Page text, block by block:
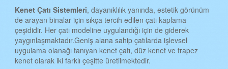
ZONGULDAK KENET ÇATI
AKSARAY KENET ÇATI
BAYBURT KENET ÇATI
KenetÇatıSistemleri, dayanıklılık yanında, estetik görünüm
de arayan binalar için sıkça tercih edilen çatı kaplama
çeşididir. Her çatı modeline uygulandığı için de giderek
yaygınlaşmaktadır.Geniş alana sahip çatılarda işlevsel
uygulama olanağı tanıyan kenet çatı, düz kenet ve trapez
kenet olarak iki farklı çeşitte üretilmektedir.